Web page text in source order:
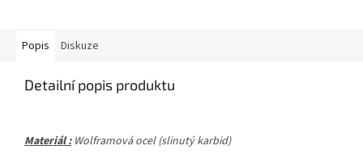
Popis Diskuze
Detailní popis produktu
Materiál : Wolframová ocel (slinutý karbid)